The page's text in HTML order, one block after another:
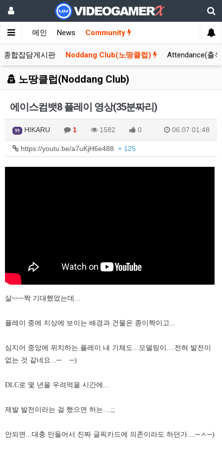
메인 News Community
종합잡담게시판 Noddang Club(노땅클럽) Attendance(출
노땅클럽(Noddang Club)
에이스컴뱃8 플레이 영상(35분짜리)
99 HIKARU 1 1582 0 06.07 01:48
https://youtu.be/a7uKjH6e488 + 125
살~~~짝 기대했었는데...
플레이 중에 지상에 보이는 배경과 건물은 종이짝이고...
심지어 중앙에 위치하는 플레이 내 기체도...모델링이....전혀 발전이
없는 것 같네요...─ ─)
DLC로 몇 년을 우려먹을 시간에...
제발 발전이라는 걸 했으면 하는....;;
안되면...대충 만들어서 진짜 글픽카드에 의존이라도 하던가....─ㅅ─)